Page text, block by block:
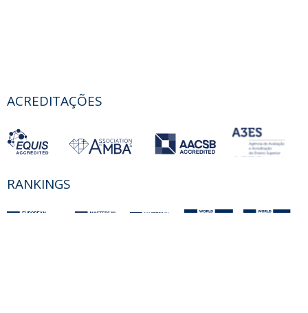
ACREDITAÇÕES
RANKINGS